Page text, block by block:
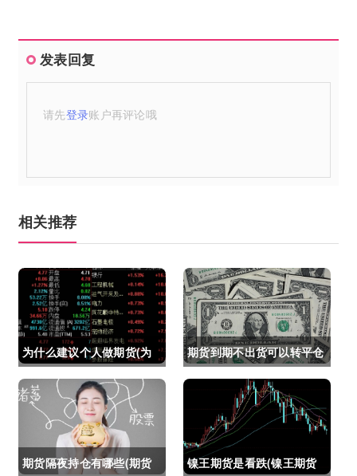
发表回复
请先登录账户再评论哦
相关推荐
为什么建议个人做期货(为
什么建议个人做期货交易)
期货到期不出货可以转平仓
吗吗(期货如果到期不平仓
怎么办)
期货隔夜持仓有哪些(期货 镍王期货是看跌(镍王期货